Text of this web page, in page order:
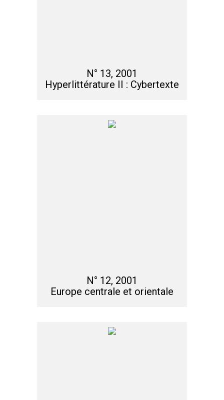
N° 13, 2001
Hyperlittérature II : Cybertexte
N° 12, 2001
Europe centrale et orientale